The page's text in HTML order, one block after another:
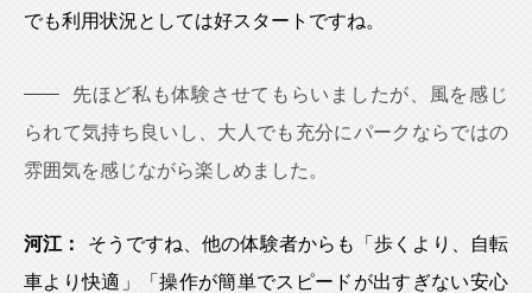
でも利用状況としては好スタートですね。
先ほど私も体験させてもらいましたが、風を感じ
られて気持ち良いし、大人でも充分にパークならではの
雰囲気を感じながら楽しめました。
河江：
そうですね、他の体験者からも「歩くより、自転
車より快適」「操作が簡単でスピードが出すぎない安心